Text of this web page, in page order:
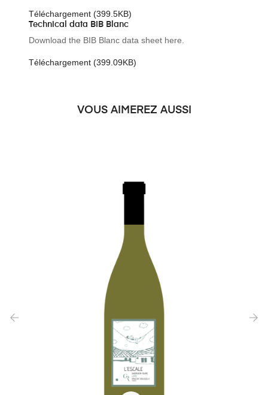
Téléchargement (399.5KB)
Technical data BIB Blanc
Download the BIB Blanc data sheet here.
Téléchargement (399.09KB)
VOUS AIMEREZ AUSSI